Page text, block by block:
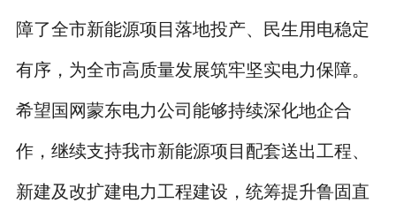
障了全市新能源项目落地投产、民生用电稳定
有序，为全市高质量发展筑牢坚实电力保障。
希望国网蒙东电力公司能够持续深化地企合
作，继续支持我市新能源项目配套送出工程、
新建及改扩建电力工程建设，统筹提升鲁固直